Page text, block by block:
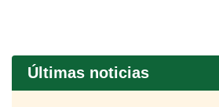
Últimas noticias